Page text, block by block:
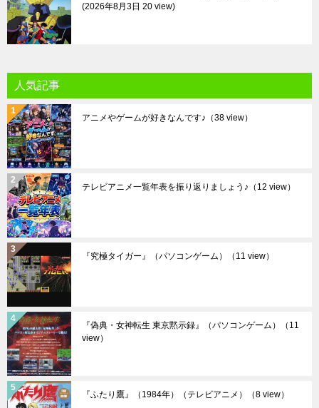
2026年8月3日 20 view
人気記事
アニメやゲームが好きなんです♪ （38 view）
テレビアニメ一覧年表を振り返りましょう♪ （12 view）
『究極タイガー』（パソコンゲーム） （11 view）
『偽典・女神転生 東京黙示録』（パソコンゲーム）
（11
view）
『ふたり鷹』（1984年）（テレビアニメ） （8 view）